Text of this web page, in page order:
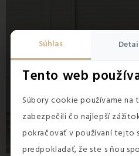
Súhlas
Tento web
Súbory cookie používame na
zabezpečili čo najlepší
pokračovať v používaní tejto
predpokladať, že ste s ňou